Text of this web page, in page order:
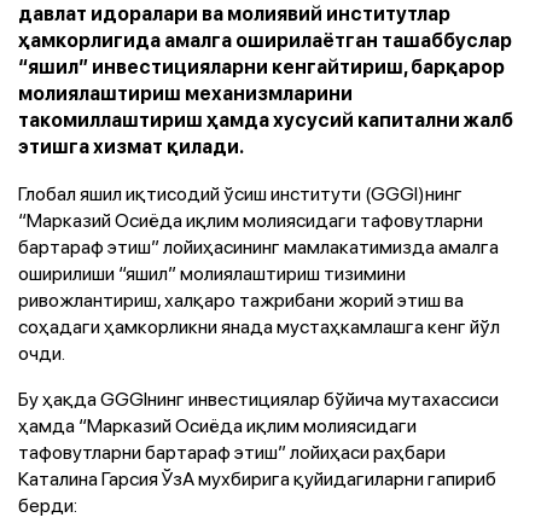
давлат идоралари ва молиявий институтлар
ҳамкорлигида амалга оширилаётган ташаббуслар
“яшил” инвестицияларни кенгайтириш, барқарор
молиялаштириш механизмларини
такомиллаштириш ҳамда хусусий капитални жалб
этишга хизмат қилади.
Глобал яшил иқтисодий ўсиш институти (GGGI)нинг
“Марказий Осиёда иқлим молиясидаги тафовутларни
бартараф этиш” лойиҳасининг мамлакатимизда амалга
оширилиши “яшил” молиялаштириш тизимини
ривожлантириш, халқаро тажрибани жорий этиш ва
соҳадаги ҳамкорликни янада мустаҳкамлашга кенг йўл
очди.
Бу ҳақда GGGIнинг инвестициялар бўйича мутахассиси
ҳамда “Марказий Осиёда иқлим молиясидаги
тафовутларни бартараф этиш” лойиҳаси раҳбари
Каталина Гарсия ЎзА мухбирига қуйидагиларни гапириб
берди: